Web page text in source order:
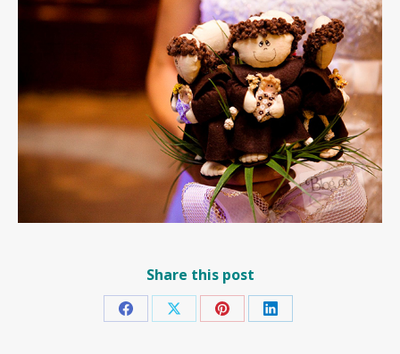
Share this post
Share Share Share Share